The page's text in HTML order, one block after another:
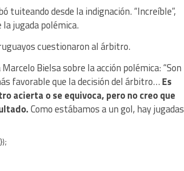
tuiteando desde la indignación. “Increíble”,
jugada polémica.
cuestionaron al árbitro.
Bielsa sobre la acción polémica: “Son
favorable que la decisión del árbitro… Es
acierta o se equivoca, pero no creo que
Como estábamos a un gol, hay jugadas